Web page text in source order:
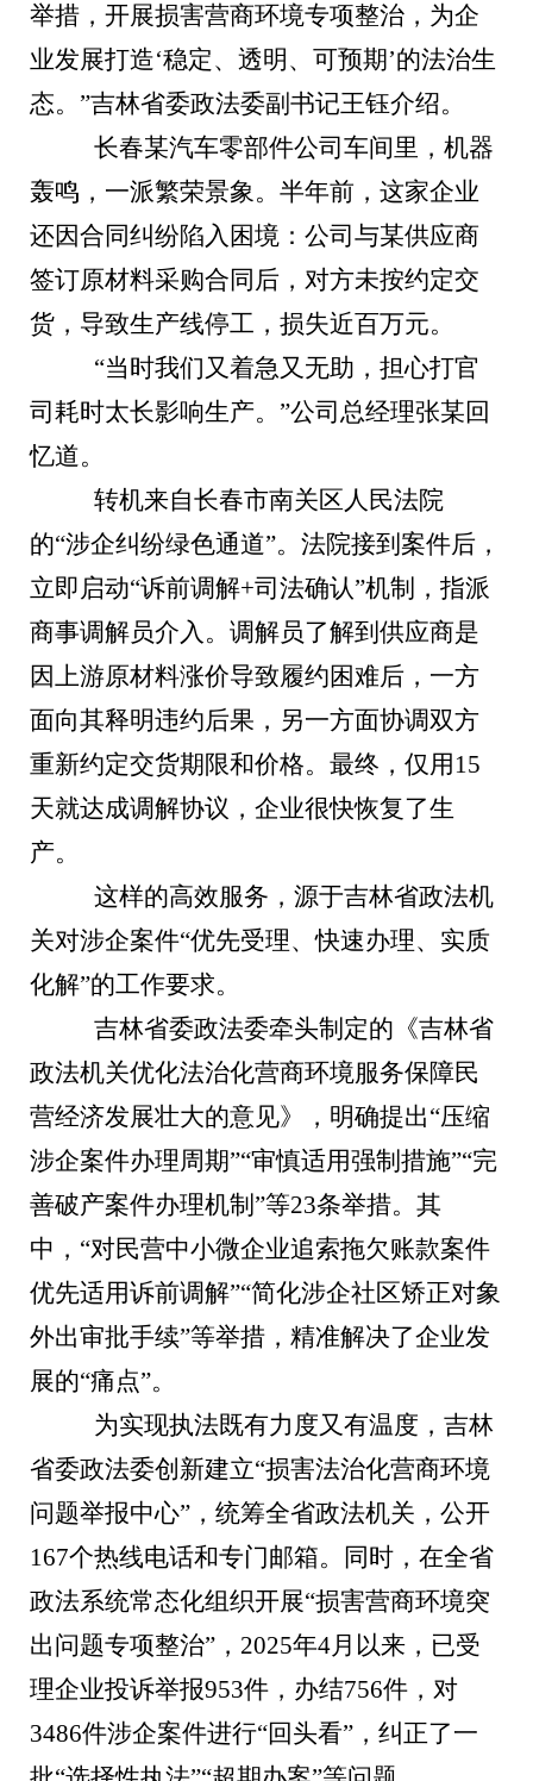
举措，开展损害营商环境专项整治，为企
业发展打造‘稳定、透明、可预期’的法治生
态。”吉林省委政法委副书记王钰介绍。
长春某汽车零部件公司车间里，机器
轰鸣，一派繁荣景象。半年前，这家企业
还因合同纠纷陷入困境：公司与某供应商
签订原材料采购合同后，对方未按约定交
货，导致生产线停工，损失近百万元。
“当时我们又着急又无助，担心打官
司耗时太长影响生产。”公司总经理张某回
忆道。
转机来自长春市南关区人民法院
的“涉企纠纷绿色通道”。法院接到案件后，
立即启动“诉前调解+司法确认”机制，指派
商事调解员介入。调解员了解到供应商是
因上游原材料涨价导致履约困难后，一方
面向其释明违约后果，另一方面协调双方
重新约定交货期限和价格。最终，仅用15
天就达成调解协议，企业很快恢复了生
产。
这样的高效服务，源于吉林省政法机
关对涉企案件“优先受理、快速办理、实质
化解”的工作要求。
吉林省委政法委牵头制定的《吉林省
政法机关优化法治化营商环境服务保障民
营经济发展壮大的意见》，明确提出“压缩
涉企案件办理周期”“审慎适用强制措施”“完
善破产案件办理机制”等23条举措。其
中，“对民营中小微企业追索拖欠账款案件
优先适用诉前调解”“简化涉企社区矫正对象
外出审批手续”等举措，精准解决了企业发
展的“痛点”。
为实现执法既有力度又有温度，吉林
省委政法委创新建立“损害法治化营商环境
问题举报中心”，统筹全省政法机关，公开
167个热线电话和专门邮箱。同时，在全省
政法系统常态化组织开展“损害营商环境突
出问题专项整治”，2025年4月以来，已受
理企业投诉举报953件，办结756件，对
3486件涉企案件进行“回头看”，纠正了一